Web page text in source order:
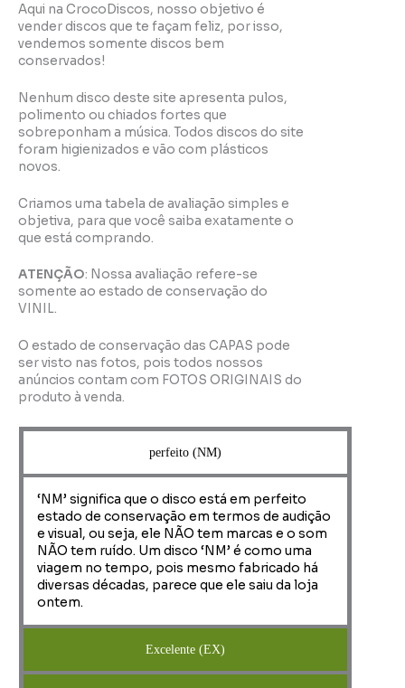
Aqui na CrocoDiscos, nosso objetivo é
vender discos que te façam feliz, por isso,
vendemos somente discos bem
conservados!
Nenhum disco deste site apresenta pulos,
polimento ou chiados fortes que
sobreponham a música. Todos discos do site
foram higienizados e vão com plásticos
novos.
Criamos uma tabela de avaliação simples e
objetiva, para que você saiba exatamente o
que está comprando.
ATENÇÃO: Nossa avaliação refere-se
somente ao estado de conservação do
VINIL.
O estado de conservação das CAPAS pode
ser visto nas fotos, pois todos nossos
anúncios contam com FOTOS ORIGINAIS do
produto à venda.
perfeito (NM)
‘NM’ significa que o disco está em perfeito
estado de conservação em termos de audição
e visual, ou seja, ele NÃO tem marcas e o som
NÃO tem ruído. Um disco ‘NM’ é como uma
viagem no tempo, pois mesmo fabricado há
diversas décadas, parece que ele saiu da loja
ontem.
Excelente (EX)